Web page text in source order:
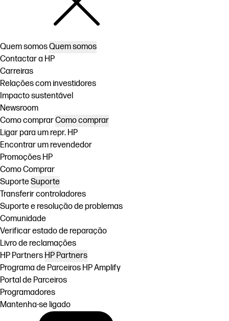
Quem somosQuem somos
Contactar a HP
Carreiras
Relações com investidores
Impacto sustentável
Newsroom
Como comprarComo comprar
Ligar para um repr. HP
Encontrar um revendedor
Promoções HP
Como Comprar
SuporteSuporte
Transferir controladores
Suporte e resolução de problemas
Comunidade
Verificar estado de reparação
Livro de reclamações
HP Partners HP Partners
Programa de Parceiros HP Amplify
Portal de Parceiros
Programadores
Mantenha-se ligado